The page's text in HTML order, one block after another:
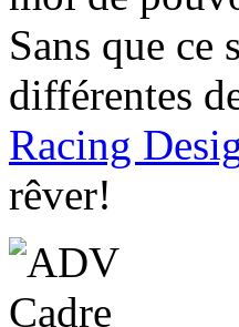
Sans que ce
différentes
Racing
rêver!